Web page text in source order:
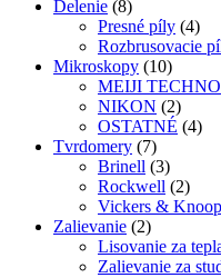
Delenie (8)
Presné píly (4)
Rozbrusovacie
Mikroskopy (10)
MEIJI TECHNO
NIKON (2)
OSTATNÉ (4)
Tvrdomery (7)
Brinell (3)
Rockwell (2)
Vickers & Knoop
Zalievanie (2)
Lisovanie za
Zalievanie za